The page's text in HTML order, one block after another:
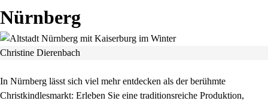
Nürnberg
Christine Dierenbach
In Nürnberg lässt sich viel mehr entdecken als der berühmte
Christkindlesmarkt: Erleben Sie eine traditionsreiche Produktion,